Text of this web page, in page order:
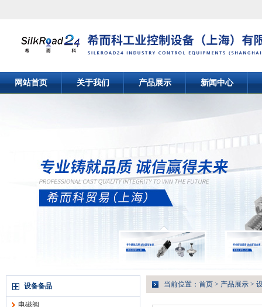
网站首页 关于我们 产品展示 新闻中心
设备备品
电磁阀
当前位置： 首页 > 产品展示 >